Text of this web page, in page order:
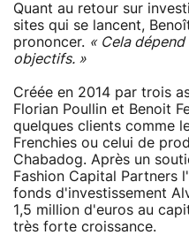
Quant au retour sur
sites qui se lancent,
prononcer. « Cela
objectifs. »
Créée en 2014 par trois
Florian Poullin et Benoit
quelques clients comme
Frenchies ou celui de
Chabadog. Après un
Fashion Capital Partners
fonds d'investissement
1,5 million d'euros au
très forte croissance.